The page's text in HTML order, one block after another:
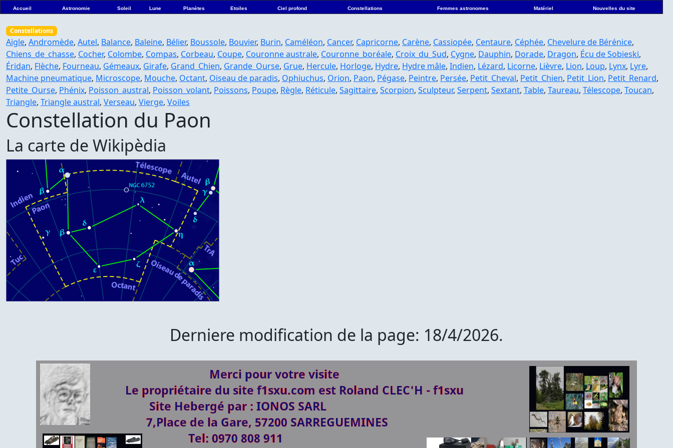
Accueil Astronomie Soleil Lune Planètes Etoiles Ciel profond Constellations Femmes astronomes Matériel Nouvelles du site
Constellations
Aigle, Andromède, Autel, Balance, Baleine, Bélier, Boussole, Bouvier, Burin, Caméléon, Cancer, Capricorne, Carène, Cassiopée, Centaure, Céphée, Chevelure de Bérénice,
Chiens_de_chasse, Cocher, Colombe, Compas, Corbeau, Coupe, Couronne australe, Couronne_boréale, Croix_du_Sud, Cygne, Dauphin, Dorade, Dragon, Écu de Sobieski,
Éridan, Flèche, Fourneau, Gémeaux, Girafe, Grand_Chien, Grande_Ourse, Grue, Hercule, Horloge, Hydre, Hydre mâle, Indien, Lézard, Licorne, Lièvre, Lion, Loup, Lynx, Lyre,
Machine pneumatique, Microscope, Mouche, Octant, Oiseau de paradis, Ophiuchus, Orion, Paon, Pégase, Peintre, Persée, Petit_Cheval, Petit_Chien, Petit_Lion, Petit_Renard,
Petite_Ourse, Phénix, Poisson_austral, Poisson_volant, Poissons, Poupe, Règle, Réticule, Sagittaire, Scorpion, Sculpteur, Serpent, Sextant, Table, Taureau, Télescope, Toucan,
Triangle, Triangle austral, Verseau, Vierge, Voiles
Constellation du Paon
La carte de Wikipèdia
Derniere modification de la page: 18/4/2026.